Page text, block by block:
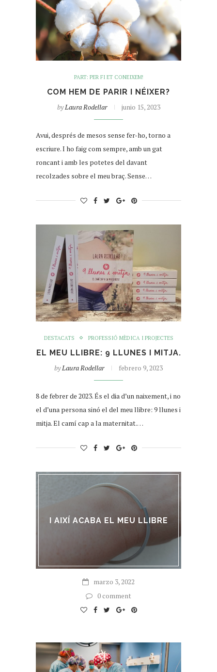
PART: PER FI ET CONEIXEM!
COM HEM DE PARIR I NÉIXER?
byLaura Rodellar junio 15, 2023
Avui, després de mesos sense fer-ho, torno a
escriure. I ho faig com sempre, amb un gat
roncant i amb les potetes del davant
recolzades sobre el meu braç. Sense…
DESTACATS PROFESSIÓ MÈDICA I PROJECTES
EL MEU LLIBRE: 9 LLUNES I MITJA.
byLaura Rodellar febrero 9, 2023
8 de febrer de 2023. És el dia d’un naixement, i no
el d’una persona sinó el del meu llibre: 9 llunes i
mitja. El camí cap a la maternitat.…
I AIXÍ ACABA EL MEU LLIBRE
marzo 3, 2022
0 comment